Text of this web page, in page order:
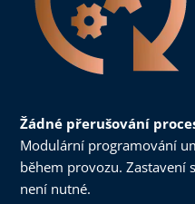
Žádné přerušování
Modulární programování
během provozu.
není nutné.